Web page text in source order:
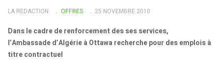
LA REDACTION OFFRES 25 NOVEMBRE 2010
Dans le cadre de renforcement des ses services,
l’Ambassade d’Algérie à Ottawa recherche pour des emplois à
titre contractuel